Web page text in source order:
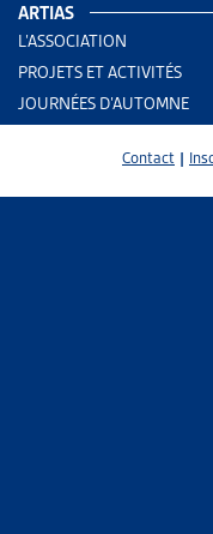
ARTIAS
L’ASSOCIATION
PROJETS ET ACTIVITÉS
JOURNÉES D’AUTOMNE
Contact |